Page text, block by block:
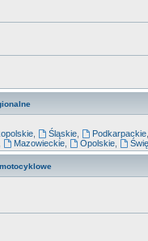
Śląskie Podkarpackie
Mazowieckie Opolskie